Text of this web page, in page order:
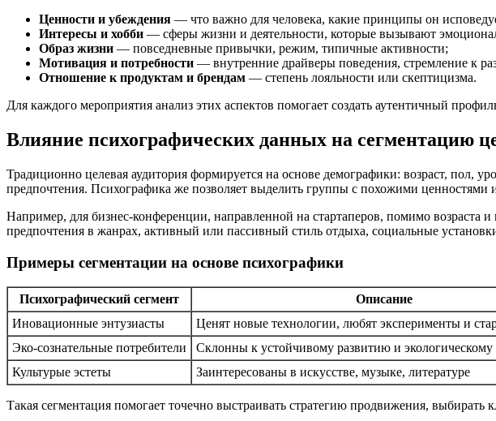
Ценности и убеждения — что важно для человека, какие принципы он
Интересы и хобби — сферы жизни и деятельности, которые вызывают
Образ жизни — повседневные привычки, режим, типичные активности;
Мотивация и потребности — внутренние драйверы поведения, стремление к
Отношение к продуктам и брендам — степень лояльности или скептицизма.
Для каждого мероприятия анализ этих аспектов помогает создать аутентичный
Влияние психографических данных на сегментацию
Традиционно целевая аудитория формируется на основе демографики: возраст, пол,
предпочтения. Психографика же позволяет выделить группы с похожими
Например, для бизнес-конференции, направленной на стартаперов, помимо
предпочтения в жанрах, активный или пассивный стиль отдыха, социальные
Примеры сегментации на основе психографики
Психографический сегмент Описание
Иновационные энтузиасты
Ценят новые технологии, любят эксперименты и
Эко-сознательные потребители
Склонны к устойчивому развитию и экологическому
Культурые эстеты
Заинтересованы в искусстве, музыке, литературе
Такая сегментация помогает точечно выстраивать стратегию продвижения,